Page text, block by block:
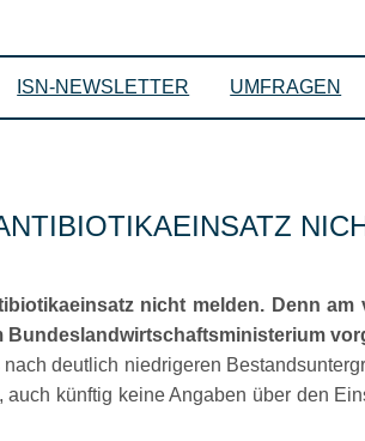
ISN-NEWSLETTER UMFRAGEN
nicht melden. Denn
deutlich niedrigeren
künftig keine Angaben über den